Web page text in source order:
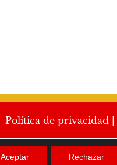
Política de privacidad
Aceptar Rechazar